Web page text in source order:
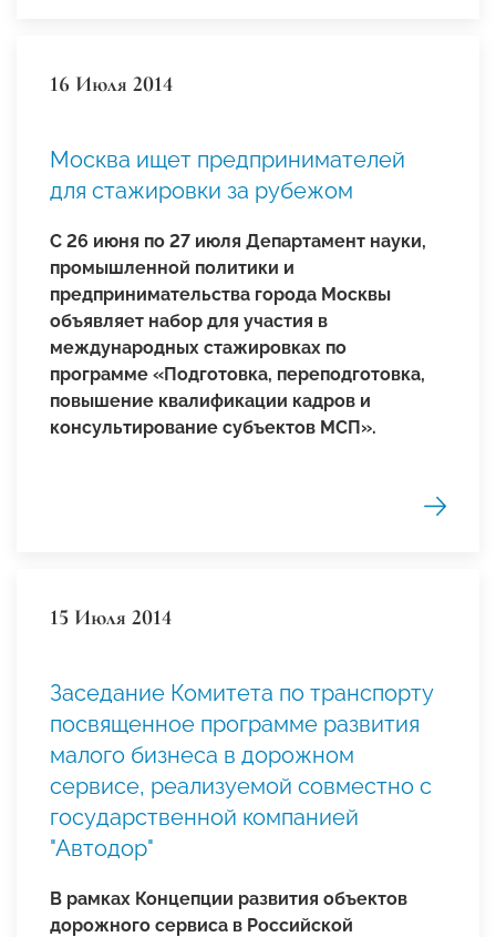
16 Июля 2014
Москва ищет предпринимателей
для стажировки за рубежом
С 26 июня по 27 июля Департамент науки,
промышленной политики и
предпринимательства города Москвы
объявляет набор для участия в
международных стажировках по
программе «Подготовка, переподготовка,
повышение квалификации кадров и
консультирование субъектов МСП».
15 Июля 2014
Заседание Комитета по транспорту
посвященное программе развития
малого бизнеса в дорожном
сервисе, реализуемой совместно с
государственной компанией
"Автодор"
В рамках Концепции развития объектов
дорожного сервиса в Российской